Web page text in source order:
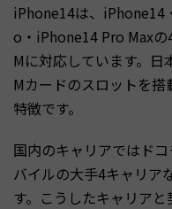
iPhone14は、iPhone14
o・iPhone14 Pro Max
Mに対応しています。
Mカードのスロットを
特徴です。
国内のキャリアではド
バイルの大手4キャリア
す。こうしたキャリア